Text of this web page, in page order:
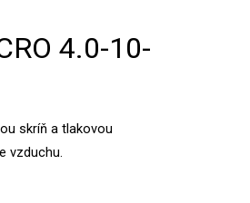
4.0-10-
skríň a tlakovou
vzduchu.